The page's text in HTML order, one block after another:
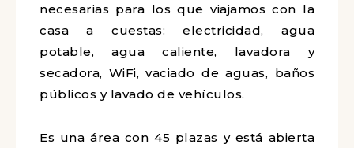
necesarias para los que viajamos con la
casa a cuestas: electricidad, agua
potable, agua caliente, lavadora y
secadora, WiFi, vaciado de aguas, baños
públicos y lavado de vehículos.
Es una área con 45 plazas y está abierta